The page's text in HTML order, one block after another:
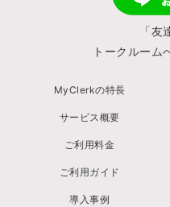
「友
トークルーム
MyClerkの特長
サービス概要
ご利用料金
ご利用ガイド
導入事例